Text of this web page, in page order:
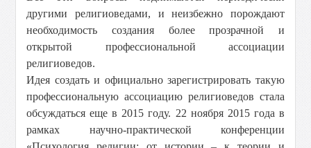
другими религиоведами, и неизбежно порождают
необходимость создания более прозрачной и
открытой профессиональной ассоциации
религиоведов.
Идея создать и официально зарегистрировать такую
профессиональную ассоциацию религиоведов стала
обсуждаться еще в 2015 году. 22 ноября 2015 года в
рамках научно-практической конференции